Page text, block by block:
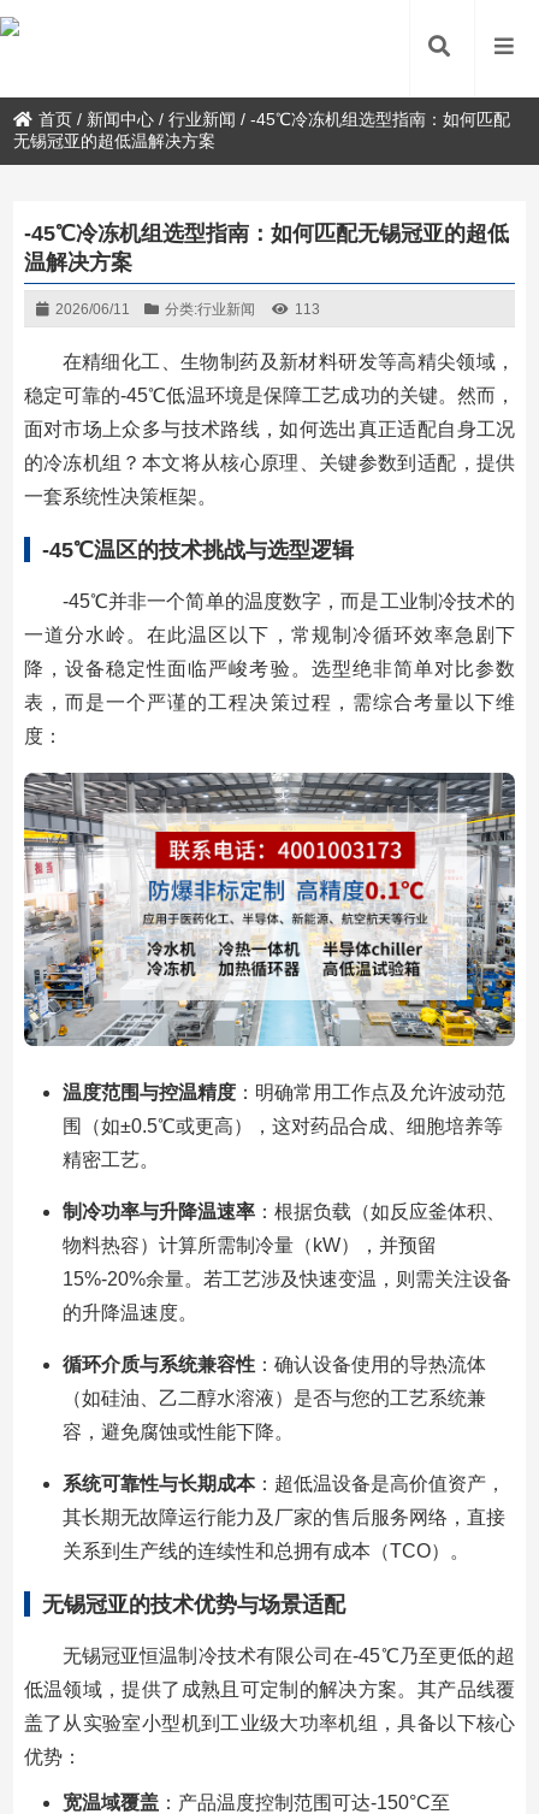
首页 / 新闻中心 /行业新闻 /-45℃冷冻机组选型指南：如何匹配
无锡冠亚的超低温解决方案
-45℃冷冻机组选型指南：如何匹配无锡冠亚的超低
温解决方案
2026/06/11 分类:行业新闻 113
在精细化工、生物制药及新材料研发等高精尖领域，
稳定可靠的-45℃低温环境是保障工艺成功的关键。然而，
面对市场上众多与技术路线，如何选出真正适配自身工况
的冷冻机组？本文将从核心原理、关键参数到适配，提供
一套系统性决策框架。
-45℃温区的技术挑战与选型逻辑
-45℃并非一个简单的温度数字，而是工业制冷技术的
一道分水岭。在此温区以下，常规制冷循环效率急剧下
降，设备稳定性面临严峻考验。选型绝非简单对比参数
表，而是一个严谨的工程决策过程，需综合考量以下维
度：
温度范围与控温精度：明确常用工作点及允许波动范
围（如±0.5℃或更高），这对药品合成、细胞培养等
精密工艺。
制冷功率与升降温速率：根据负载（如反应釜体积、
物料热容）计算所需制冷量（kW），并预留
15%-20%余量。若工艺涉及快速变温，则需关注设备
的升降温速度。
循环介质与系统兼容性：确认设备使用的导热流体
（如硅油、乙二醇水溶液）是否与您的工艺系统兼
容，避免腐蚀或性能下降。
系统可靠性与长期成本：超低温设备是高价值资产，
其长期无故障运行能力及厂家的售后服务网络，直接
关系到生产线的连续性和总拥有成本（TCO）。
无锡冠亚的技术优势与场景适配
无锡冠亚恒温制冷技术有限公司在-45℃乃至更低的超
低温领域，提供了成熟且可定制的解决方案。其产品线覆
盖了从实验室小型机到工业级大功率机组，具备以下核心
优势：
宽温域覆盖：产品温度控制范围可达-150°C至